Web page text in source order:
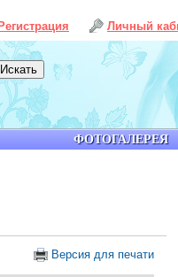
Версия для печати
ФОТОГАЛЕРЕЯ
Личный
Регистрация